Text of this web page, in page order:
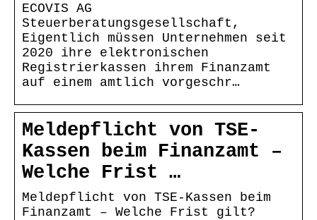
ECOVIS AG
Steuerberatungsgesellschaft,
Eigentlich müssen Unternehmen seit
2020 ihre elektronischen
Registrierkassen ihrem Finanzamt
auf einem amtlich vorgeschr…
Meldepflicht von TSE-
Kassen beim Finanzamt –
Welche Frist …
Meldepflicht von TSE-Kassen beim
Finanzamt – Welche Frist gilt?